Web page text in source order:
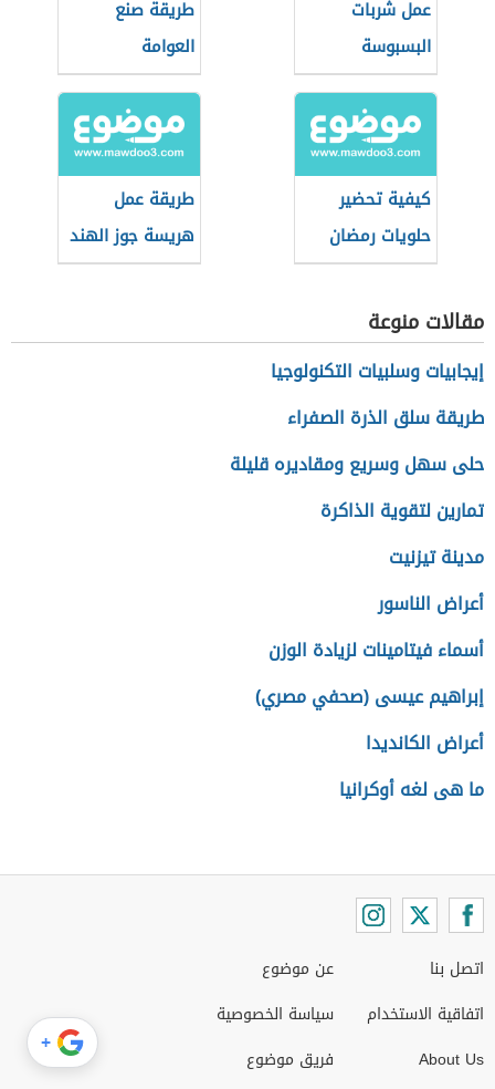
عمل شربات
البسبوسة
طريقة صنع
العوامة
كيفية تحضير
حلويات رمضان
طريقة عمل
هريسة جوز الهند
بدون بيض
مقالات منوعة
إيجابيات وسلبيات التكنولوجيا
طريقة سلق الذرة الصفراء
حلى سهل وسريع ومقاديره قليلة
تمارين لتقوية الذاكرة
مدينة تيزنيت
أعراض الناسور
أسماء فيتامينات لزيادة الوزن
إبراهيم عيسى (صحفي مصري)
أعراض الكانديدا
ما هى لغه أوكرانيا
اتصل بنا
اتفاقية الاستخدام
About Us
عن موضوع
سياسة الخصوصية
فريق موضوع
+